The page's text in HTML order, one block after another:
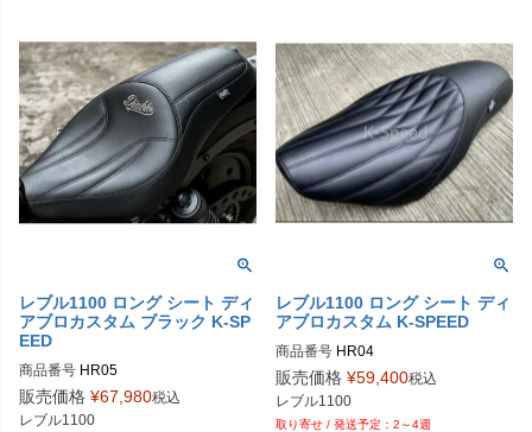
レブル1100 ロング シート ディ
アブロカスタム ブラック K-SP
EED
商品番号 HR05
販売価格 ¥67,980税込
レブル1100
レブル1100 ロング シート ディ
アブロカスタム K-SPEED
商品番号 HR04
販売価格 ¥59,400税込
レブル1100
2～4週